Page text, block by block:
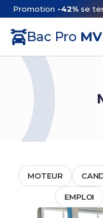
Promotion -42% se
Bac Pro MV
MOTEUR
EMPLOI